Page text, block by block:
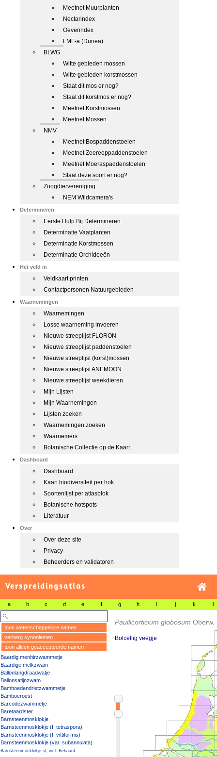
Meetnet Muurplanten
Nectarindex
Oeverindex
LMF-a (Dunea)
BLWG
Witte gebieden mossen
Witte gebieden korstmossen
Staat dit mos er nog?
Staat dit korstmos er nog?
Meetnet Korstmossen
Meetnet Mossen
NMV
Meetnet Bospaddenstoelen
Meetnet Zeereeppaddenstoelen
Meetnet Moeraspaddenstoelen
Staat deze soort er nog?
Zoogdiervereniging
NEM Wildcamera's
Determineren
Eerste Hulp Bij Determineren
Determinatie Vaatplanten
Determinatie Korstmossen
Determinatie Orchideeën
Het veld in
Veldkaart printen
Contactpersonen Natuurgebieden
Waarnemingen
Waarnemingen
Losse waarneming invoeren
Nieuwe streeplijst FLORON
Nieuwe streeplijst paddenstoelen
Nieuwe streeplijst (korst)mossen
Nieuwe streeplijst ANEMOON
Nieuwe streeplijst weekdieren
Mijn Lijsten
Mijn Waarnemingen
Lijsten zoeken
Waarnemingen zoeken
Waarnemers
Botanische Collectie op de Kaart
Dashboard
Dashboard
Kaart biodiversiteit per hok
Soortenlijst per atlasblok
Botanische hotspots
Literatuur
Over
Over deze site
Privacy
Beheerders en validatoren
Verspreidingsatlas
a b c d e f g h i j k l
toon wetenschappelijke namen
verberg synoniemen
toon alleen geaccepteerde namen
Baardig menhirzwammetje
Baardige melkzwam
Ballonlangdraadwatje
Ballonsatijnzwam
Bamboedendrietzwammetje
Bamboeroest
Barcodezwammetje
Baretaardster
Barnsteenmosklokje
Barnsteenmosklokje (f. tetraspora)
Barnsteenmosklokje (f. vittiformis)
Barnsteenmosklokje (var. subannulata)
Barnsteenmosklokje sl, incl. Behaard
Paullicorticium globosum Oberw.
Bolcellig veegje